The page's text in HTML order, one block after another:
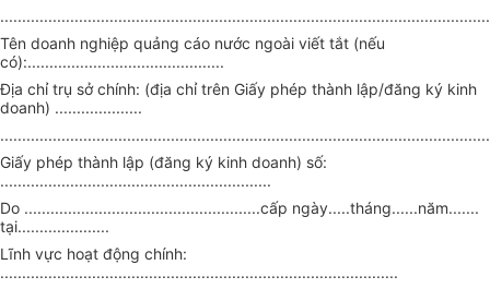
Tên doanh nghiệp quảng cáo nước ngoài viết tắt (nếu
có):.............................................
Địa chỉ trụ sở chính: (địa chỉ trên Giấy phép thành lập/đăng ký kinh
doanh) ....................
Giấy phép thành lập (đăng ký kinh doanh) số:
..............................................................
Do ......................................................cấp ngày.....tháng......năm.......
tại.....................
Lĩnh vực hoạt động chính:
...........................................................................................